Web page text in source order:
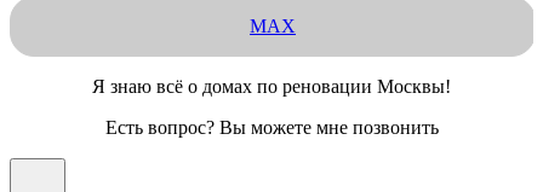
MAX
Я знаю всё о домах по реновации Москвы!
Есть вопрос? Вы можете мне позвонить